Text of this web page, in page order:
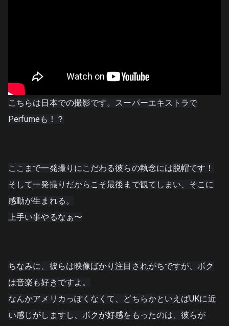
こちらは日本での撮影です。 スーパーエキストラで
Perfumeも！？
ここまで一発撮りにこだわる彼らの執念には脱帽です！
そして一発撮りだからこそ最後まで観てしまい、そこに
感動が生まれる。
上手い事やるなぁ〜
ちなみに、彼らは映像ばかり注目されがちですが、ボク
は音楽も好きですよ。
なんかアメリカっぽくなくて、どちらかといえばUKに近
い感じがしますし、ボクが好感をもったのは、彼らが